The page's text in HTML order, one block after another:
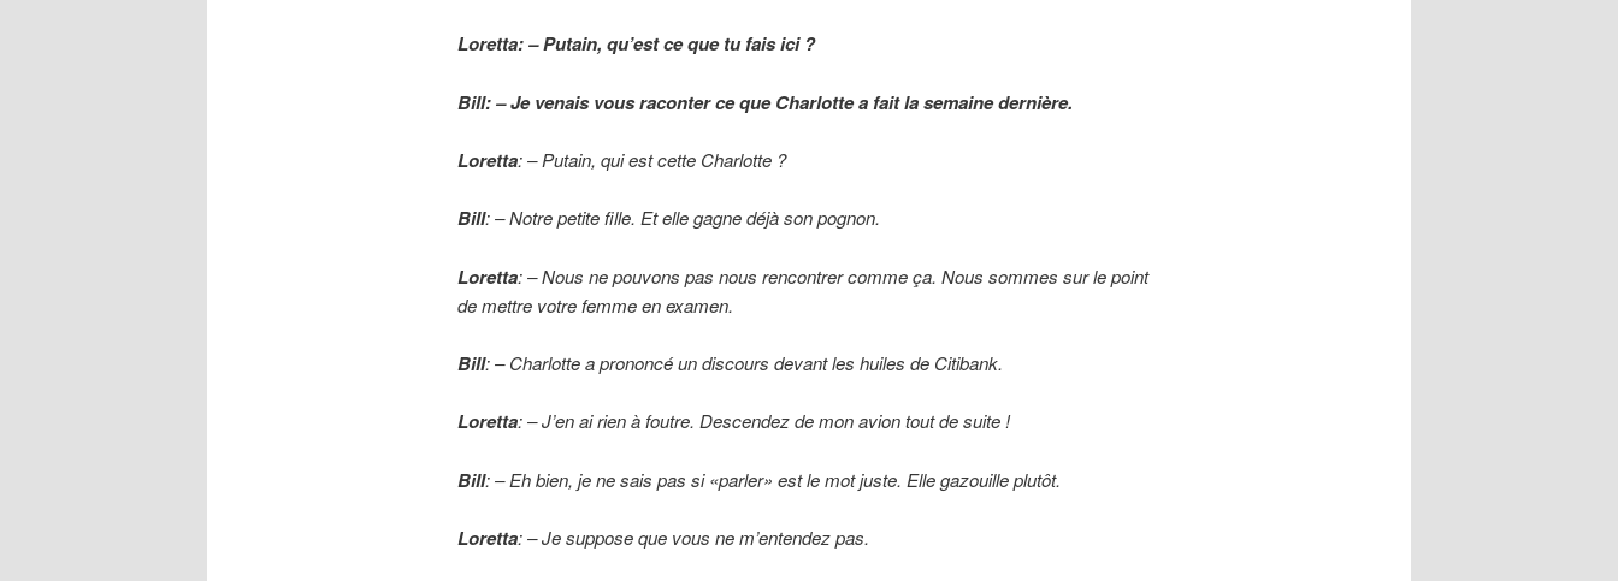
Loretta: – Putain, qu’est ce que tu fais ici ?
Bill: – Je venais vous raconter ce que Charlotte a fait la semaine dernière.
Loretta: – Putain, qui est cette Charlotte ?
Bill: – Notre petite fille. Et elle gagne déjà son pognon.
Loretta: – Nous ne pouvons pas nous rencontrer comme ça. Nous sommes sur le point
de mettre votre femme en examen.
Bill: – Charlotte a prononcé un discours devant les huiles de Citibank.
Loretta: – J’en ai rien à foutre. Descendez de mon avion tout de suite !
Bill: – Eh bien, je ne sais pas si «parler» est le mot juste. Elle gazouille plutôt.
Loretta: – Je suppose que vous ne m’entendez pas.